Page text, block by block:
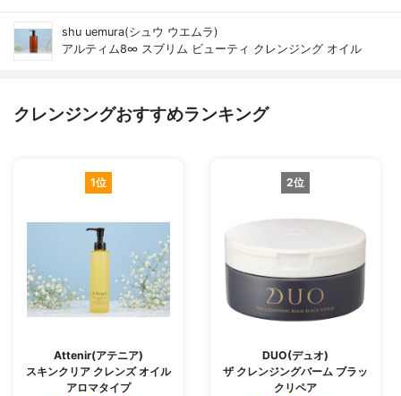
shu uemura(シュウ ウエムラ)
アルティム8∞ スブリム ビューティ クレンジング オイル
クレンジングおすすめランキング
1位
Attenir(アテニア)
スキンクリア クレンズ オイル
アロマタイプ
2位
DUO(デュオ)
ザ クレンジングバーム ブラッ
クリペア